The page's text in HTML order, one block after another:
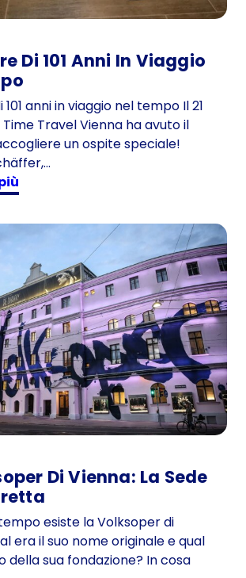
Di 101 Anni In Viaggio
anni in viaggio nel tempo Il 21
Travel Vienna ha avuto il
un ospite speciale!
V
i
a
t
o
r
e
d
i
1
a
n
n
i
i
Di Vienna: La Sede
esiste la Volksoper di
era il suo nome originale e qual
della sua fondazione? In cosa